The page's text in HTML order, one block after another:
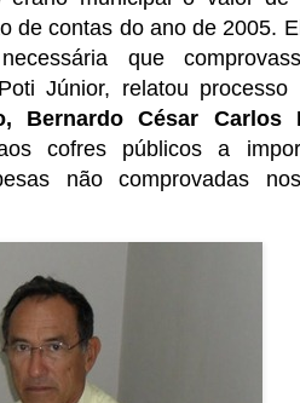
de contas do ano de 2005.
que
Júnior, relatou
Bernardo César Carlos
cofres públicos a
não comprovadas